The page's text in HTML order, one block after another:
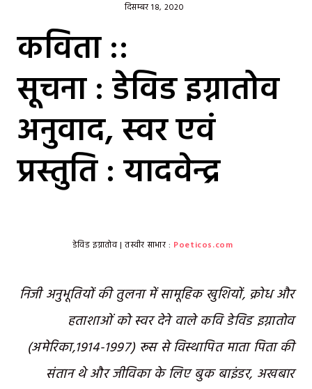
दिसम्बर 18, 2020
कविता ::
सूचना : डेविड इग्नातोव
अनुवाद, स्वर एवं
प्रस्तुति : यादवेन्द्र
डेविड इग्नातोव | तस्वीर साभार : Poeticos.com
निजी अनुभूतियों की तुलना में सामूहिक खुशियों, क्रोध और
हताशाओं को स्वर देने वाले कवि डेविड इग्नातोव
(अमेरिका,1914-1997) रूस से विस्थापित माता पिता की
संतान थे और जीविका के लिए बुक बाइंडर, अखबार